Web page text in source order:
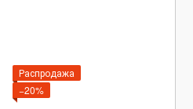
Распродажа
−20%